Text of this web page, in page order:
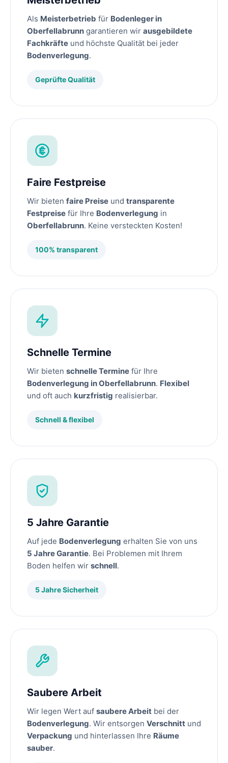
Als Meisterbetrieb für Bodenleger in
Oberfellabrunn garantieren wir ausgebildete
Fachkräfte und höchste Qualität bei jeder
Bodenverlegung.
Geprüfte Qualität
Faire Festpreise
Wir bieten faire Preise und transparente
Festpreise für Ihre Bodenverlegung in
Oberfellabrunn. Keine versteckten Kosten!
100% transparent
Schnelle Termine
Wir bieten schnelle Termine für Ihre
Bodenverlegung in Oberfellabrunn. Flexibel
und oft auch kurzfristig realisierbar.
Schnell & flexibel
5 Jahre Garantie
Auf jede Bodenverlegung erhalten Sie von uns
5 Jahre Garantie. Bei Problemen mit Ihrem
Boden helfen wir schnell.
5 Jahre Sicherheit
Saubere Arbeit
Wir legen Wert auf saubere Arbeit bei der
Bodenverlegung. Wir entsorgen Verschnitt und
Verpackung und hinterlassen Ihre Räume
sauber.